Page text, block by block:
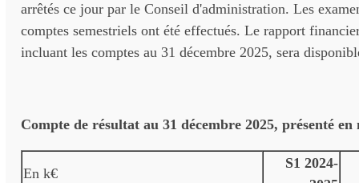
arrêtés ce jour par le Conseil d'administration. Les
comptes semestriels ont été effectués. Le rapport
incluant les comptes au 31 décembre 2025, sera
Compte de résultat au 31 décembre 2025, présenté
En k€
S1 2024-